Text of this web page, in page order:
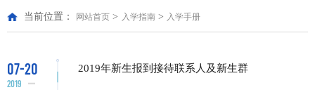
当前位置： 网站首页 > 入学指南 > 入学手册
07-20
2019
2019年新生报到接待联系人及新生群